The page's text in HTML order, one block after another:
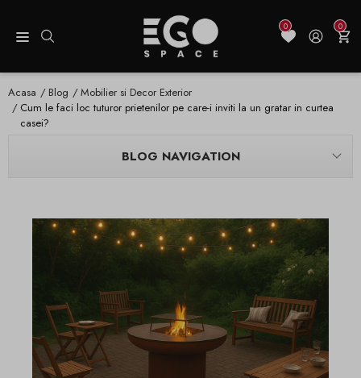
0 0
Acasa Blog
Mobilier si Decor Exterior
Cum le faci loc tuturor prietenilor pe care-i inviti la un gratar in curtea
casei?
BLOG NAVIGATION